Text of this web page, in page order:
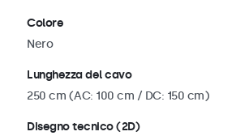
Colore
Nero
Lunghezza del cavo
250 cm (AC: 100 cm / DC: 150 cm)
Disegno tecnico (2D)